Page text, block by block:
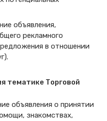
объявления,
рекламного
в отношении
тематике Торговой
объявления о принятии
знакомствах,